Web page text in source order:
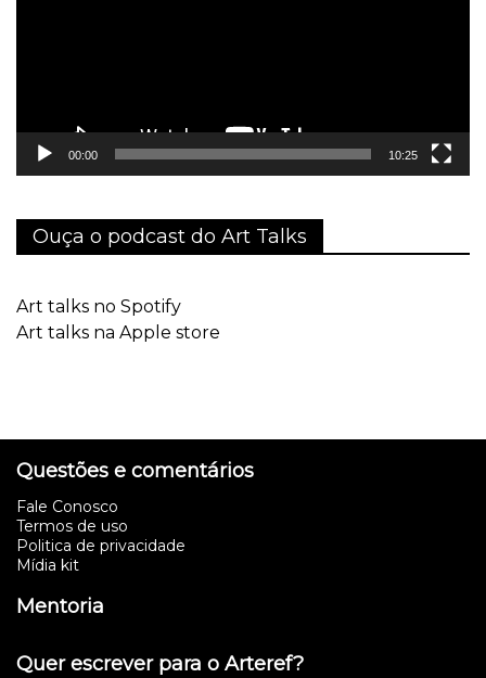
00:00 10:25
Ouça o podcast do Art Talks
Art talks no Spotify
Art talks na Apple store
Questões e comentários
Fale Conosco
Termos de uso
Politica de privacidade
Mídia kit
Mentoria
Quer escrever para o Arteref?